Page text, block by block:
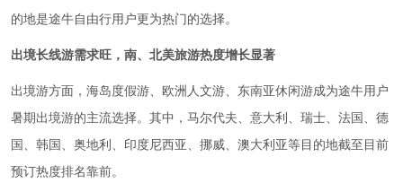
的地是途牛自由行用户更为热门的选择。
出境长线游需求旺，南、北美旅游热度增长显著
出境游方面，海岛度假游、欧洲人文游、东南亚休闲游成为途牛用户
暑期出境游的主流选择。其中，马尔代夫、意大利、瑞士、法国、德
国、韩国、奥地利、印度尼西亚、挪威、澳大利亚等目的地截至目前
预订热度排名靠前。